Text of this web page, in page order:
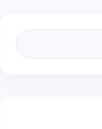
Search